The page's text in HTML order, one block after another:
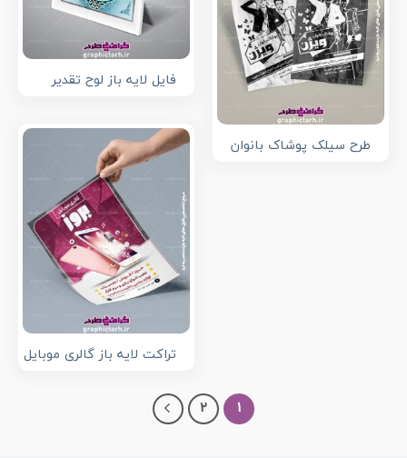
فایل لایه باز لوح تقدیر
طرح سیلک پوشاک بانوان
تراکت لایه باز گالری موبایل
1
2